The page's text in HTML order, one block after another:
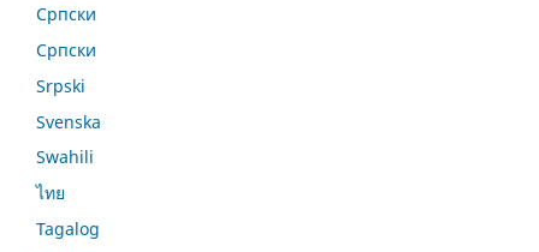
Српски
Српски
Srpski
Svenska
Swahili
ไทย
Tagalog